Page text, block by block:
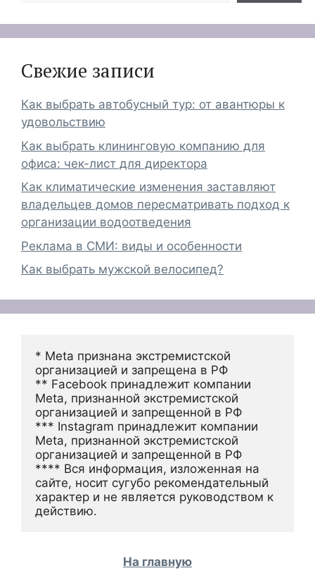
Свежие записи
Как выбрать автобусный тур: от авантюры к
удовольствию
Как выбрать клининговую компанию для
офиса: чек-лист для директора
Как климатические изменения заставляют
владельцев домов пересматривать подход к
организации водоотведения
Реклама в СМИ: виды и особенности
Как выбрать мужской велосипед?
* Meta признана экстремистской
организацией и запрещена в РФ
** Facebook принадлежит компании
Meta, признанной экстремистской
организацией и запрещенной в РФ
*** Instagram принадлежит компании
Meta, признанной экстремистской
организацией и запрещенной в РФ
**** Вся информация, изложенная на
сайте, носит сугубо рекомендательный
характер и не является руководством к
действию.
На главную